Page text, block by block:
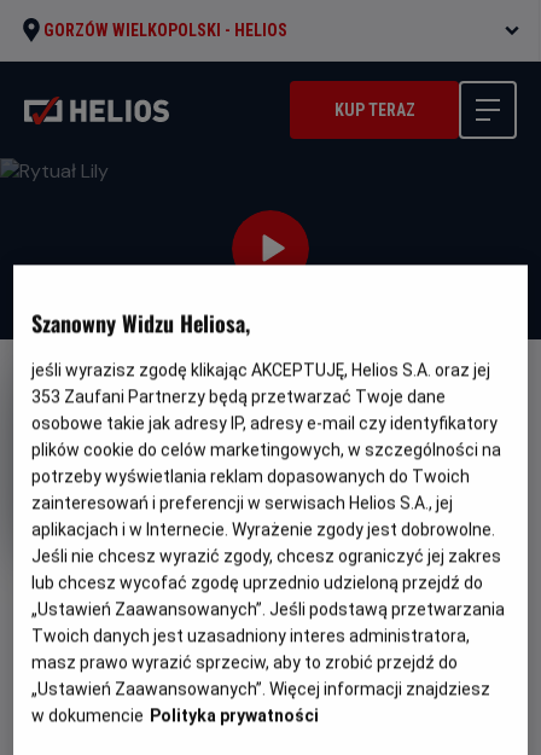
GORZÓW WIELKOPOLSKI - HELIOS
KUP TERAZ
NAPISY
OBSERWUJ
Rytuał Lily
Oryginalny
tytuł
El ritual de Lily Gatunek
Horror
Minimalny
wiek
Od 15 lat
Czas
trwania
105 min
Kraj
rok
produkcji
Hiszpania
PREMIERA
26 czerwca 2026
WIĘCEJ SZCZEGÓŁÓW
Szanowny Widzu Heliosa,
jeśli wyrazisz zgodę klikając AKCEPTUJĘ, Helios S.A. oraz jej
353 Zaufani Partnerzy będą przetwarzać Twoje dane
osobowe takie jak adresy IP, adresy e-mail czy identyfikatory
plików cookie do celów marketingowych, w szczególności na
potrzeby wyświetlania reklam dopasowanych do Twoich
zainteresowań i preferencji w serwisach Helios S.A., jej
aplikacjach i w Internecie. Wyrażenie zgody jest dobrowolne.
Jeśli nie chcesz wyrazić zgody, chcesz ograniczyć jej zakres
lub chcesz wycofać zgodę uprzednio udzieloną przejdź do
„Ustawień Zaawansowanych”. Jeśli podstawą przetwarzania
Twoich danych jest uzasadniony interes administratora,
masz prawo wyrazić sprzeciw, aby to zrobić przejdź do
„Ustawień Zaawansowanych”. Więcej informacji znajdziesz
w dokumencie Polityka prywatności